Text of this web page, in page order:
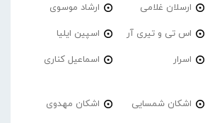
ارسلان غلامی ارشاد موسوی
اس تی و تیری آر اسپین ایلیا
اسرار اسماعیل کناری
اشکان شمسایی اشکان مهدوی